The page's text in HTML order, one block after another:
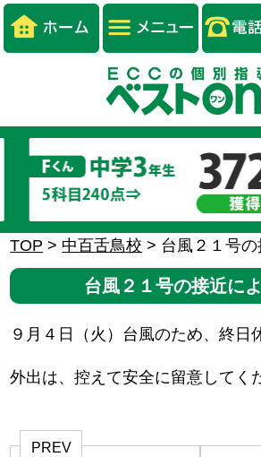
TOP > 中百舌鳥校 > 台風２１号
台風２１号の接近に
９月４日（火）台風のため、終日
外出は、控えて安全に留意してく
PREV